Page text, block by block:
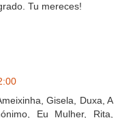
Tu mereces!
Gisela, Duxa, A
Eu Mulher, Rita,